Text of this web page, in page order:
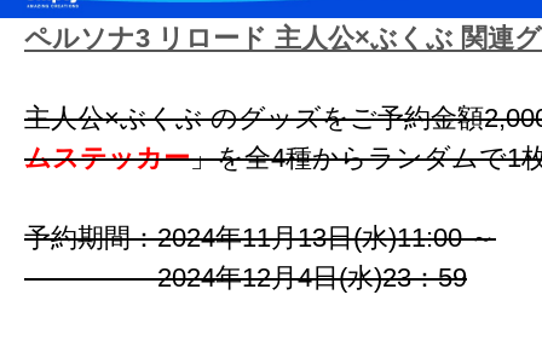
ペルソナ3 リロード 主人公×ぶくぶ 関連
主人公×ぶくぶ のグッズをご予約金額
ムステッカー」を全4種からランダムで1
予約期間：2024年11月13日(水)11:00 ～
2024年12月4日(水)23：59